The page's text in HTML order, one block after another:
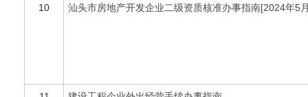
10 汕头市房地产开发企业二级资质核准办事指南[2024年5